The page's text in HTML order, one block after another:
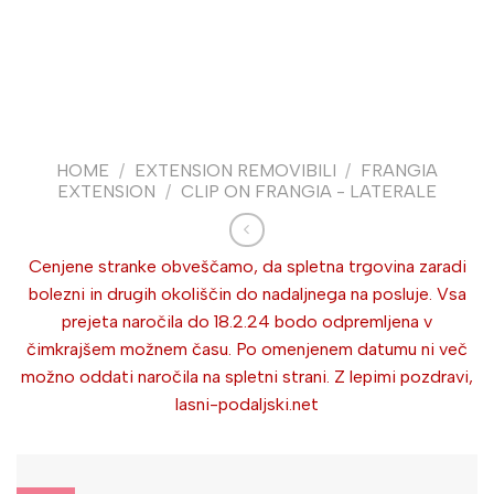
HOME / EXTENSION REMOVIBILI / FRANGIA
EXTENSION / CLIP ON FRANGIA - LATERALE
Cenjene stranke obveščamo, da spletna trgovina zaradi
bolezni in drugih okoliščin do nadaljnega na posluje. Vsa
prejeta naročila do 18.2.24 bodo odpremljena v
čimkrajšem možnem času. Po omenjenem datumu ni več
možno oddati naročila na spletni strani. Z lepimi pozdravi,
lasni-podaljski.net